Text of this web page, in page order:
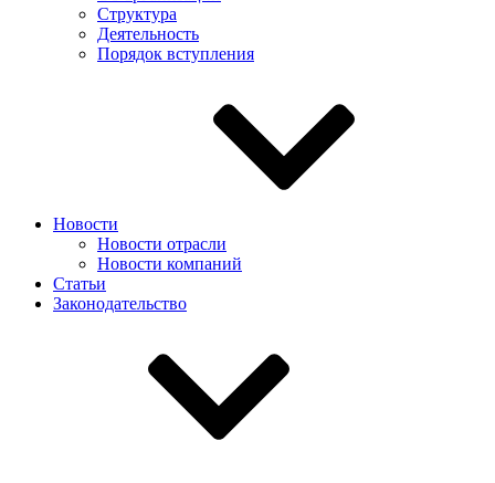
Структура
Деятельность
Порядок вступления
Новости
Новости отрасли
Новости компаний
Статьи
Законодательство